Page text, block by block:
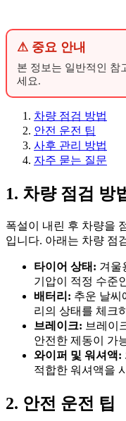
⚠ 중요 안내
본 정보는 일반적인 참
세요.
차량 점검 방법
안전 운전 팁
사후 관리 방법
자주 묻는 질문
1. 차량 점검 방
폭설이 내린 후 차량을
입니다. 아래는 차량 점
타이어 상태: 겨울
기압이 적정 수준
배터리: 추운 날씨
리의 상태를 체크
브레이크: 브레이
안전한 제동이 가
와이퍼 및 워셔액:
적합한 워셔액을
2. 안전 운전 팁